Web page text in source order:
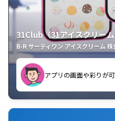
31Club（31アイスクリー
B-R サーティワン アイスクリーム
アプリの画面や彩りが
クラスごとに特典があ
す。